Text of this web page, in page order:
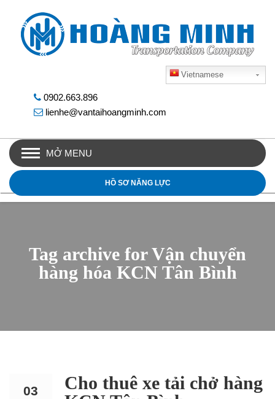
Vietnamese
0902.663.896
lienhe@vantaihoangminh.com
MỞ MENU
HỒ SƠ NĂNG LỰC
Tag archive for Vận chuyển
hàng hóa KCN Tân Bình
03
Cho thuê xe tải chở hàng